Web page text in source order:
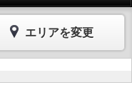
エリアを変更